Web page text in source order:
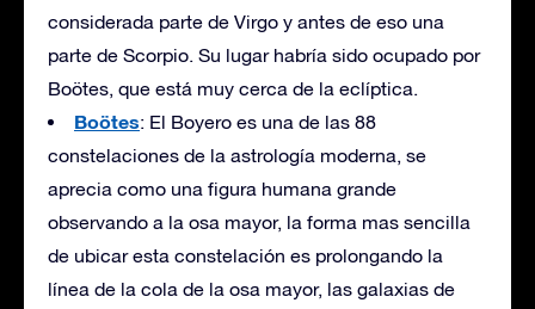
considerada parte de Virgo y antes de eso una
parte de Scorpio. Su lugar habría sido ocupado por
Boötes, que está muy cerca de la eclíptica.
Boötes: El Boyero es una de las 88
constelaciones de la astrología moderna, se
aprecia como una figura humana grande
observando a la osa mayor, la forma mas sencilla
de ubicar esta constelación es prolongando la
línea de la cola de la osa mayor, las galaxias de